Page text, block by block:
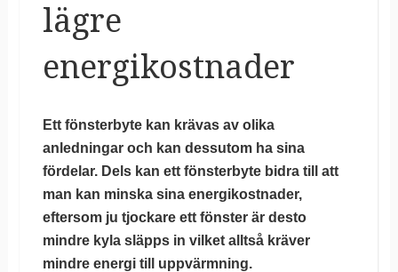
lägre
energikostnader
Ett fönsterbyte kan krävas av olika
anledningar och kan dessutom ha sina
fördelar. Dels kan ett fönsterbyte bidra till att
man kan minska sina energikostnader,
eftersom ju tjockare ett fönster är desto
mindre kyla släpps in vilket alltså kräver
mindre energi till uppvärmning.